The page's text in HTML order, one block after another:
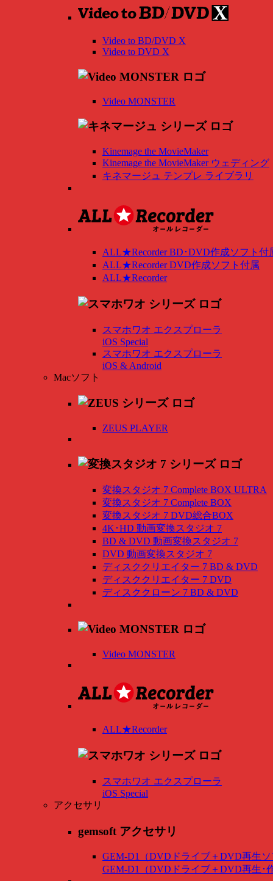
Video to BD/DVD X
Video to DVD X
Video MONSTER
Kinemage the MovieMaker
Kinemage the MovieMaker ウェディング
キネマージュ テンプレ ライブラリ
ALL★Recorder BD･DVD作成ソフト付
ALL★Recorder DVD作成ソフト付属
ALL★Recorder
スマホワオ エクスプローラ
iOS Special
スマホワオ エクスプローラ
iOS & Android
Macソフト
ZEUS PLAYER
変換スタジオ 7 Complete BOX ULTRA
変換スタジオ 7 Complete BOX
変換スタジオ 7 DVD総合BOX
4K･HD 動画変換スタジオ 7
BD & DVD 動画変換スタジオ 7
DVD 動画変換スタジオ 7
ディスククリエイター 7 BD & DVD
ディスククリエイター 7 DVD
ディスククローン 7 BD & DVD
Video MONSTER
ALL★Recorder
スマホワオ エクスプローラ
iOS Special
アクセサリ
gemsoft アクセサリ
GEM-D1（DVDドライブ＋DVD再生
GEM-D1（DVDドライブ＋DVD再生･